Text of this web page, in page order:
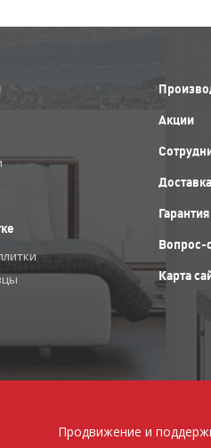
Акции
Вопрос-
Карта
Продвижение и